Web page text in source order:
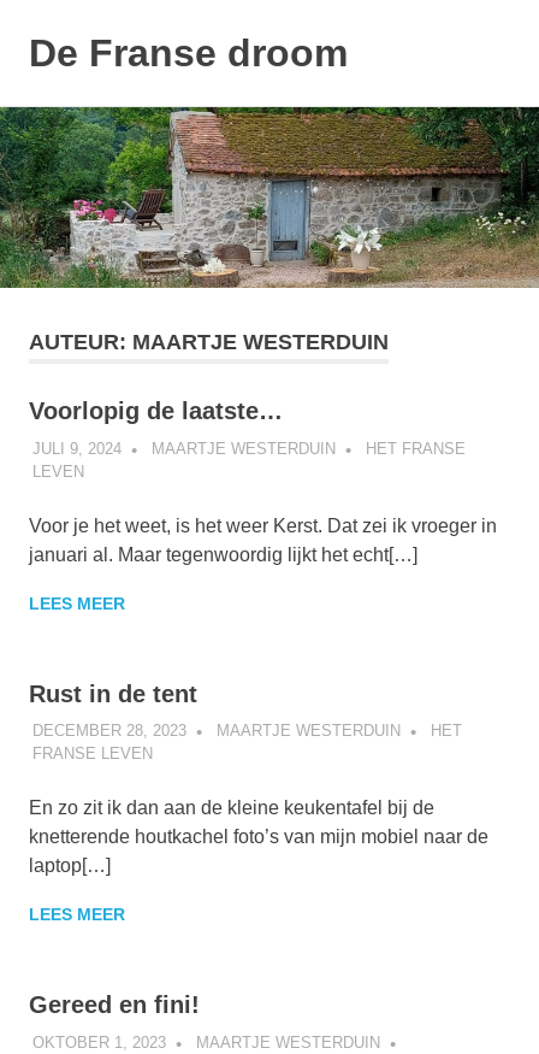
Naar
de
inhoud
springen
De Franse droom
huisje
AUTEUR: MAARTJE WESTERDUIN
Voorlopig de laatste…
JULI 9, 2024 MAARTJE WESTERDUIN
HET FRANSE
LEVEN
Voor je het weet, is het weer Kerst. Dat zei ik vroeger in
januari al. Maar tegenwoordig lijkt het echt[…]
LEES MEER
Rust in de tent
DECEMBER 28, 2023 MAARTJE WESTERDUIN
HET
FRANSE LEVEN
En zo zit ik dan aan de kleine keukentafel bij de
knetterende houtkachel foto’s van mijn mobiel naar de
laptop[…]
LEES MEER
Gereed en fini!
OKTOBER 1, 2023
MAARTJE WESTERDUIN